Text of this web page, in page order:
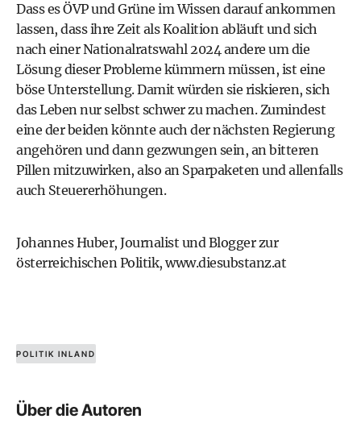
Dass es ÖVP undGrüne im Wissen darauf ankommen
lassen, dass ihre Zeit als Koalition abläuft und sich
nach einer Nationalratswahl 2024 andere um die
Lösung dieser Probleme kümmern müssen, ist eine
böse Unterstellung. Damit würden sie riskieren, sich
das Leben nur selbst schwer zu machen. Zumindest
eine der beiden könnte auch der nächsten Regierung
angehören und dann gezwungen sein, an bitteren
Pillen mitzuwirken, also an Sparpaketen und allenfalls
auch Steuererhöhungen.
Johannes Huber, Journalist und Blogger zur
österreichischen Politik, www.diesubstanz.at
POLITIK INLAND
Über die Autoren